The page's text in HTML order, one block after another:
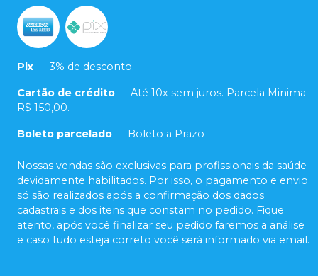
Pix - 3% de desconto.
Cartão de crédito - Até 10x sem juros. Parcela Minima
R$ 150,00.
Boleto parcelado - Boleto a Prazo
Nossas vendas são exclusivas para profissionais da saúde
devidamente habilitados. Por isso, o pagamento e envio
só são realizados após a confirmação dos dados
cadastrais e dos itens que constam no pedido. Fique
atento, após você finalizar seu pedido faremos a análise
e caso tudo esteja correto você será informado via email.